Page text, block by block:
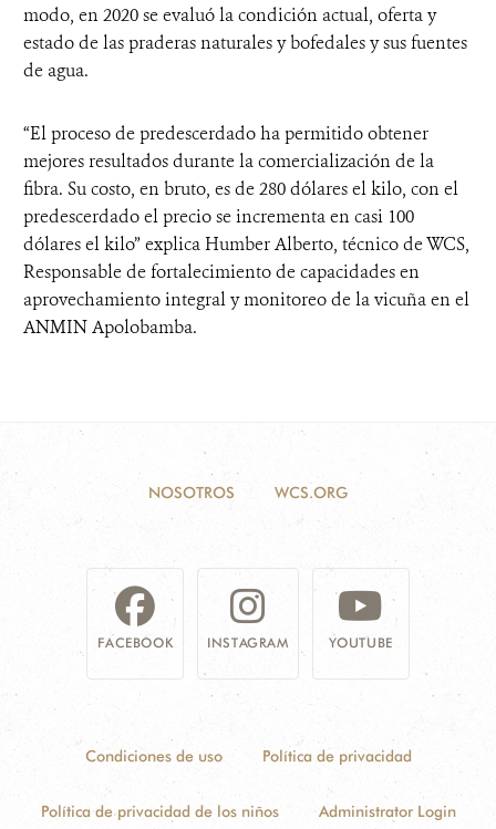
modo, en 2020 se evaluó la condición actual, oferta y
estado de las praderas naturales y bofedales y sus fuentes
de agua.
“El proceso de predescerdado ha permitido obtener
mejores resultados durante la comercialización de la
fibra. Su costo, en bruto, es de 280 dólares el kilo, con el
predescerdado el precio se incrementa en casi 100
dólares el kilo” explica Humber Alberto, técnico de WCS,
Responsable de fortalecimiento de capacidades en
aprovechamiento integral y monitoreo de la vicuña en el
ANMIN Apolobamba.
NOSOTROS WCS.ORG
FACEBOOK INSTAGRAM YOUTUBE
Condiciones de uso Política de privacidad
Política de privacidad de los niños Administrator Login